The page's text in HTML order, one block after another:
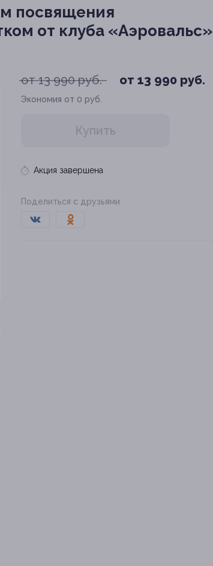
посвящения
от клуба «Аэровальс»
от 13 990 руб. от 13 990 руб.
Экономия от 0 руб.
Купить
Акция завершена
Поделиться с друзьями